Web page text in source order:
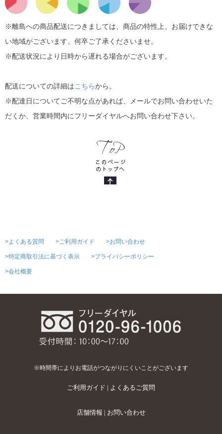
※離島への商品配送につきましては、商品の特性上、お届けできな
い地域がございます。何卒ご了承くださいませ。
※配送状況により日時から遅れる場合がございます。
配送についての詳細はこちらから。
※配達日についてご不明な点があれば、メールでお問い合わせいた
だくか、営業時間内にフリーダイヤルへお問い合わせ下さい。
>よくある質問 >ご利用ガイド >お問い合わせ
>特定商取引法に基づく表示 >プライバシーポリシー
>会社概要
※時間帯によりお電話がつながりにくいことがございます
ご利用ガイド | よくあるご質問
店舗情報 | お問い合わせ